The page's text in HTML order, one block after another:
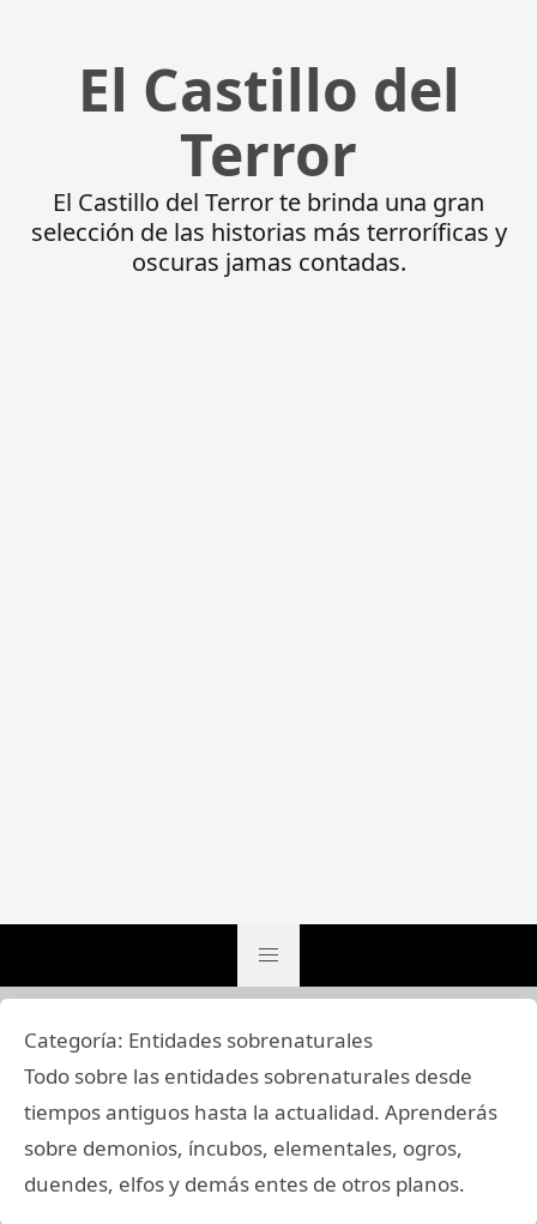
El Castillo del
Terror
El Castillo del Terror te brinda una gran
selección de las historias más terroríficas y
oscuras jamas contadas.
Categoría: Entidades sobrenaturales
Todo sobre las entidades sobrenaturales desde
tiempos antiguos hasta la actualidad. Aprenderás
sobre demonios, íncubos, elementales, ogros,
duendes, elfos y demás entes de otros planos.